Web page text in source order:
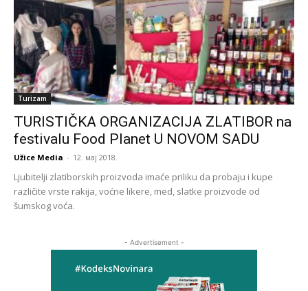
Turizam
TURISTIČKA ORGANIZACIJA ZLATIBOR na
festivalu Food Planet U NOVOM SADU
Užice Media - 12. мај 2018.
Ljubitelji zlatiborskih proizvoda imaće priliku da probaju i kupe
različite vrste rakija, voćne likere, med, slatke proizvode od
šumskog voća.
- Advertisement -